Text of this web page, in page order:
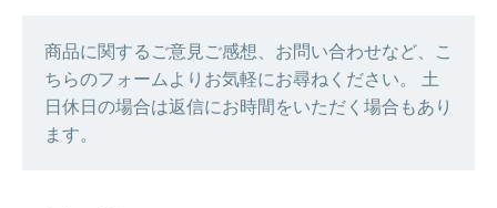
商品に関するご意見ご感想、お問い合わせなど、こ
ちらのフォームよりお気軽にお尋ねください。 土
日休日の場合は返信にお時間をいただく場合もあり
ます。